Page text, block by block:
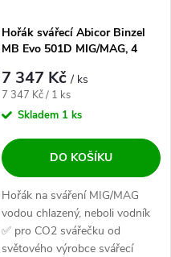
Hořák svářecí Abicor Binzel
MB Evo 501D MIG/MAG, 4
7 347 Kč/ ks
Měrná cena:
7 347 Kč / 1 ks
Skladem 1 ks
DO KOŠÍKU
Hořák na sváření MIG/MAG
vodou chlazený, neboli vodník
✅ pro CO2 svářečku od
světového výrobce svářecí